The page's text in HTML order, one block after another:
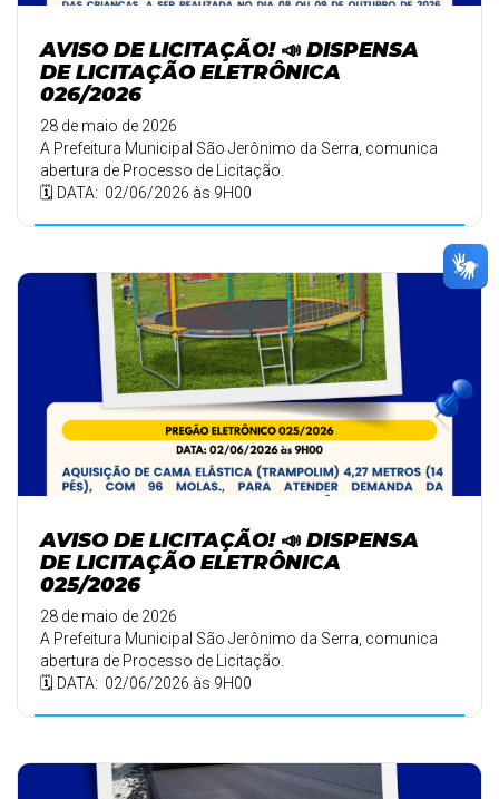
AVISO DE LICITAÇÃO! 📣 DISPENSA
DE LICITAÇÃO ELETRÔNICA
026/2026
28 de maio de 2026
A Prefeitura Municipal São Jerônimo da Serra, comunica
abertura de Processo de Licitação.
🗓️ DATA: 02/06/2026 às 9H00
AVISO DE LICITAÇÃO! 📣 DISPENSA
DE LICITAÇÃO ELETRÔNICA
025/2026
28 de maio de 2026
A Prefeitura Municipal São Jerônimo da Serra, comunica
abertura de Processo de Licitação.
🗓️ DATA: 02/06/2026 às 9H00